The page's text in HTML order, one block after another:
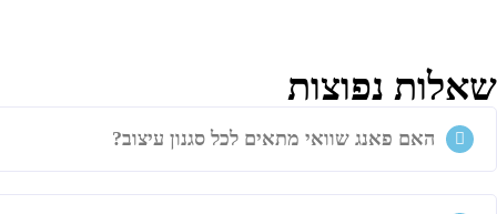
שאלות נפוצות
האם פאנג שוואי מתאים לכל סגנון עיצוב?